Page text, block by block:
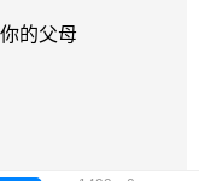
的父母